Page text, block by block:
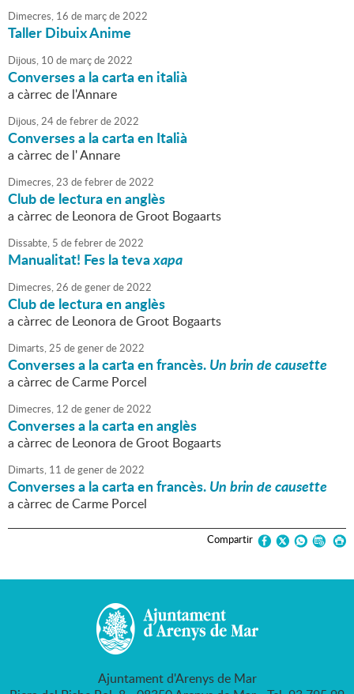
Dimecres, 16 de marçde2022
Taller Dibuix Anime
Dijous, 10 de marçde2022
Converses a la carta en italià
a càrrec de l'Annare
Dijous,24defebrerde2022
Converses a la carta en Italià
a càrrec de l' Annare
Dimecres,23 defebrerde2022
Club de lectura en anglès
a càrrec de Leonora de Groot Bogaarts
Dissabte, 5 defebrerde2022
Manualitat! Fes la tevaxapa
Dimecres,26 degenerde2022
Club de lectura en anglès
a càrrec de Leonora de Groot Bogaarts
Dimarts,25 degenerde2022
Converses a la carta en francès.Un brin de causette
a càrrec de Carme Porcel
Dimecres, 12 degenerde2022
Converses a la carta en anglès
a càrrec de Leonora de Groot Bogaarts
Dimarts, 11 degenerde2022
Converses a la carta en francès.Un brin de causette
a càrrec de Carme Porcel
Compartir
Ajuntament d'Arenys de Mar